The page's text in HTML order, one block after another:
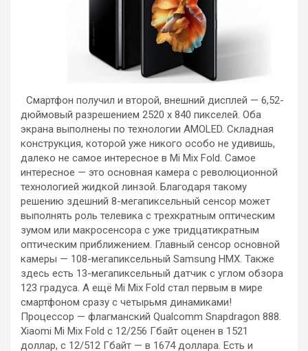
Смартфон получил и второй, внешний дисплей — 6,52-
дюймовый разрешением 2520 х 840 пикселей. Оба
экрана выполнены по технологии AMOLED. Складная
конструкция, которой уже никого особо не удивишь,
далеко не самое интересное в Mi Mix Fold. Самое
интересное — это основная камера с революционной
технологией жидкой линзой. Благодаря такому
решению здешний 8-мегапиксельный сенсор может
выполнять роль телевика с трехкратным оптическим
зумом или макросенсора с уже тридцатикратным
оптическим приближением. Главный сенсор основной
камеры — 108-мегапиксельный Samsung HMX. Также
здесь есть 13-мегапиксельный датчик с углом обзора
123 градуса. А ещё Mi Mix Fold стал первым в мире
смартфоном сразу с четырьмя динамиками!
Процессор — флагманский Qualcomm Snapdragon 888.
Xiaomi Mi Mix Fold с 12/256 Гбайт оценен в 1521
доллар, с 12/512 Гбайт — в 1674 доллара. Есть и